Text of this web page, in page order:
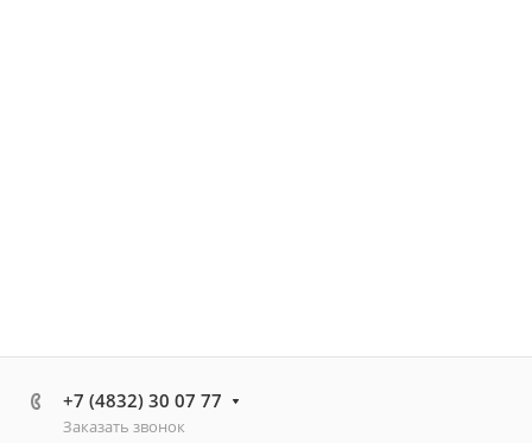
+7 (4832) 30 07 77
Заказать звонок